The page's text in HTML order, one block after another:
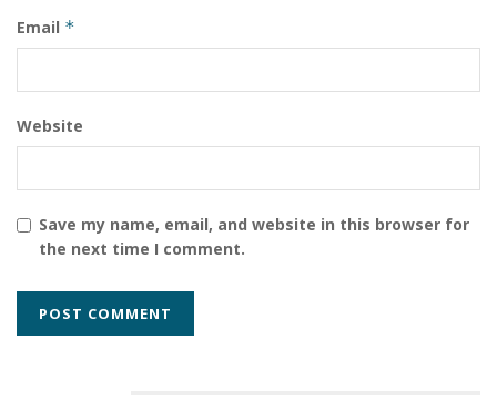
Email *
Website
Save my name, email, and website in this browser for
the next time I comment.